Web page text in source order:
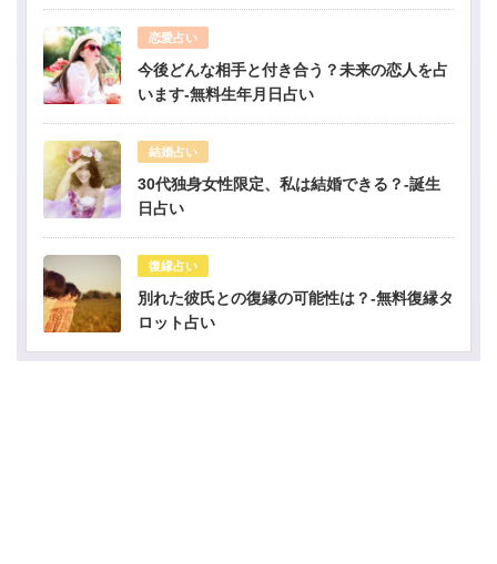
恋愛占い
今後どんな相手と付き合う？未来の恋人を占
います-無料生年月日占い
結婚占い
30代独身女性限定、私は結婚できる？-誕生
日占い
復縁占い
別れた彼氏との復縁の可能性は？-無料復縁タ
ロット占い